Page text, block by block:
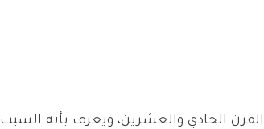
الحادي والعشرين، ويعرف بأنه السبب